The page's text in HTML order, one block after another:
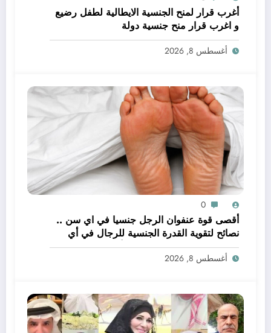
أغرب قرار لمنح الجنسية الايطالية لطفل رضيع
و اغرب قرار منح جنسية دولة
أغسطس 8, 2026
0
أقصى قوة عنفوان الرجل جنسيا في اي سن ..
نصائح لتقوية القدرة الجنسية للرجال في أي
عمر تكون خصوبة الرجل في أوجها؟
أغسطس 8, 2026